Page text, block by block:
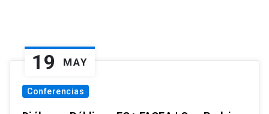
19 MAY
Conferencias